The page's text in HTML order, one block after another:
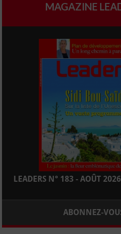
MAGAZINE
LEADERS N° 183 - AOÛT
ABONNEZ-